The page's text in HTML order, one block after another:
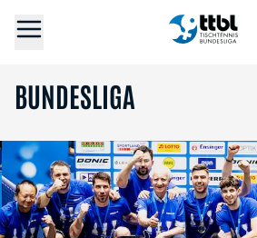
BUNDESLIGA